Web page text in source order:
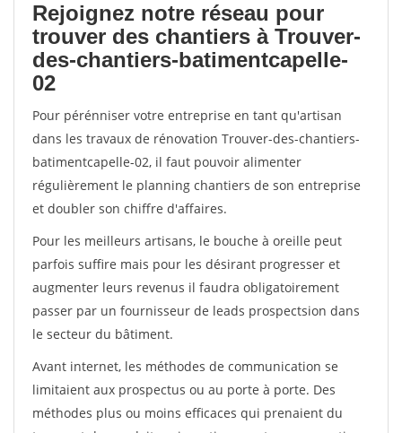
Rejoignez notre réseau pour
trouver des chantiers à Trouver-
des-chantiers-batimentcapelle-
02
Pour pérénniser votre entreprise en tant qu'artisan
dans les travaux de rénovation Trouver-des-chantiers-
batimentcapelle-02, il faut pouvoir alimenter
régulièrement le planning chantiers de son entreprise
et doubler son chiffre d'affaires.
Pour les meilleurs artisans, le bouche à oreille peut
parfois suffire mais pour les désirant progresser et
augmenter leurs revenus il faudra obligatoirement
passer par un fournisseur de leads prospectsion dans
le secteur du bâtiment.
Avant internet, les méthodes de communication se
limitaient aux prospectus ou au porte à porte. Des
méthodes plus ou moins efficaces qui prenaient du